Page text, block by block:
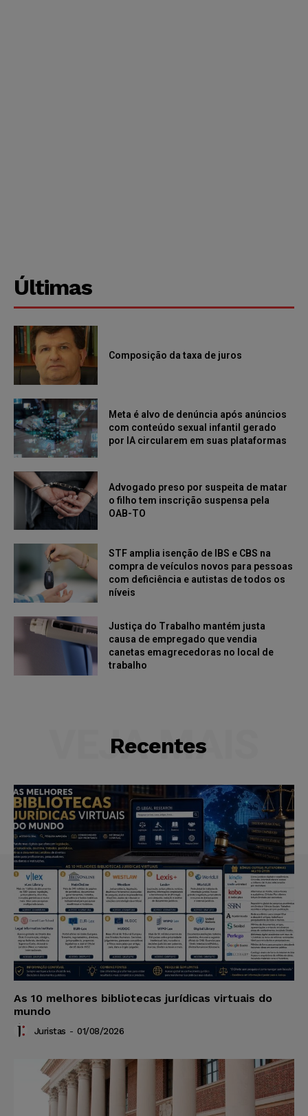
Últimas
Composição da taxa de juros
Meta é alvo de denúncia após anúncios
com conteúdo sexual infantil gerado
por IA circularem em suas plataformas
Advogado preso por suspeita de matar
o filho tem inscrição suspensa pela
OAB-TO
STF amplia isenção de IBS e CBS na
compra de veículos novos para pessoas
com deficiência e autistas de todos os
níveis
Justiça do Trabalho mantém justa
causa de empregado que vendia
canetas emagrecedoras no local de
trabalho
Recentes
VEJA MAIS
As 10 melhores bibliotecas jurídicas virtuais do
mundo
Juristas - 01/08/2026